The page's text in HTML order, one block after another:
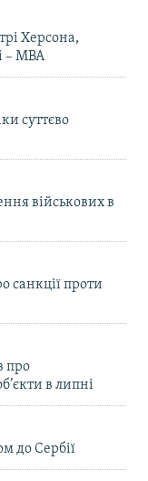
Херсона,
– МВА
суттєво
військових в
санкції проти
про
в липні
до Сербії